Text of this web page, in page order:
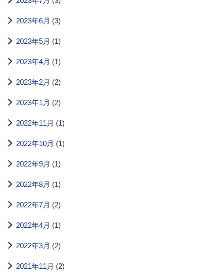
2023年6月 (3)
2023年5月 (1)
2023年4月 (1)
2023年2月 (2)
2023年1月 (2)
2022年11月 (1)
2022年10月 (1)
2022年9月 (1)
2022年8月 (1)
2022年7月 (2)
2022年4月 (1)
2022年3月 (2)
2021年11月 (2)